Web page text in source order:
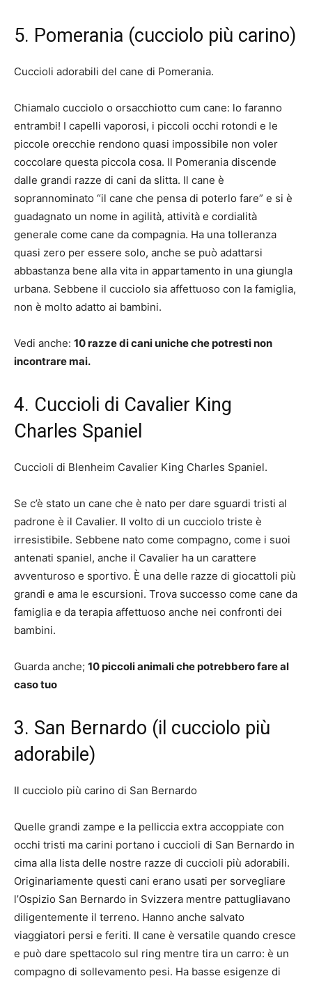
5. Pomerania (cucciolo più carino)
Cuccioli adorabili del cane di Pomerania.
Chiamalo cucciolo o orsacchiotto cum cane: lo faranno
entrambi! I capelli vaporosi, i piccoli occhi rotondi e le
piccole orecchie rendono quasi impossibile non voler
coccolare questa piccola cosa. Il Pomerania discende
dalle grandi razze di cani da slitta. Il cane è
soprannominato “il cane che pensa di poterlo fare” e si è
guadagnato un nome in agilità, attività e cordialità
generale come cane da compagnia. Ha una tolleranza
quasi zero per essere solo, anche se può adattarsi
abbastanza bene alla vita in appartamento in una giungla
urbana. Sebbene il cucciolo sia affettuoso con la famiglia,
non è molto adatto ai bambini.
Vedi anche: 10 razze di cani uniche che potresti non
incontrare mai.
4. Cuccioli di Cavalier King
Charles Spaniel
Cuccioli di Blenheim Cavalier King Charles Spaniel.
Se c’è stato un cane che è nato per dare sguardi tristi al
padrone è il Cavalier. Il volto di un cucciolo triste è
irresistibile. Sebbene nato come compagno, come i suoi
antenati spaniel, anche il Cavalier ha un carattere
avventuroso e sportivo. È una delle razze di giocattoli più
grandi e ama le escursioni. Trova successo come cane da
famiglia e da terapia affettuoso anche nei confronti dei
bambini.
Guarda anche; 10 piccoli animali che potrebbero fare al
caso tuo
3. San Bernardo (il cucciolo più
adorabile)
Il cucciolo più carino di San Bernardo
Quelle grandi zampe e la pelliccia extra accoppiate con
occhi tristi ma carini portano i cuccioli di San Bernardo in
cima alla lista delle nostre razze di cuccioli più adorabili.
Originariamente questi cani erano usati per sorvegliare
l’Ospizio San Bernardo in Svizzera mentre pattugliavano
diligentemente il terreno. Hanno anche salvato
viaggiatori persi e feriti. Il cane è versatile quando cresce
e può dare spettacolo sul ring mentre tira un carro: è un
compagno di sollevamento pesi. Ha basse esigenze di